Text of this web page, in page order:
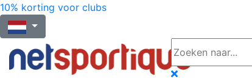
10% korting voor clubs